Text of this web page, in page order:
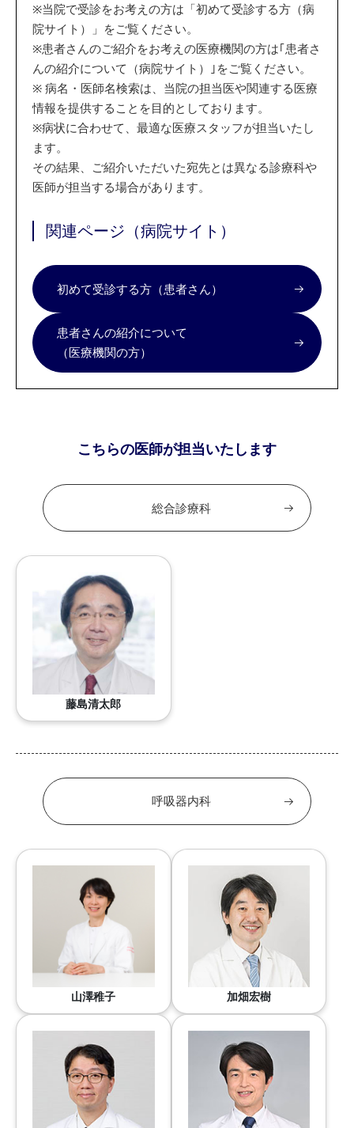
※当院で受診をお考えの方は「初めて受診する方（病
院サイト）」をご覧ください。
※患者さんのご紹介をお考えの医療機関の方は｢患者さ
んの紹介について（病院サイト）｣をご覧ください。
※ 病名・医師名検索は、当院の担当医や関連する医療
情報を提供することを目的としております。
※病状に合わせて、最適な医療スタッフが担当いたし
ます。
その結果、ご紹介いただいた宛先とは異なる診療科や
医師が担当する場合があります。
関連ページ（病院サイト）
初めて受診する方（患者さん）
患者さんの紹介について
（医療機関の方）
こちらの医師が担当いたします
総合診療科
藤島清太郎
呼吸器内科
山澤稚子 加畑宏樹